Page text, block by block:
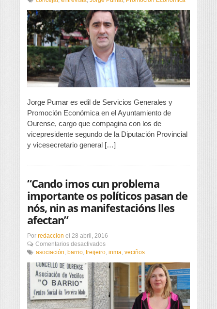
gusta
hablar
de
planes
de
empleo
faraónicos
porque
me
engañar
a
los
desempleados»
Jorge Pumar es edil de Servicios Generales y
Promoción Económica en el Ayuntamiento de
Ourense, cargo que compagina con los de
vicepresidente segundo de la Diputación Provincial
y vicesecretario general […]
“Cando imos cun problema
importante os políticos pasan de
nós, nin as manifestacións lles
afectan”
Por redaccion el 28 abril, 2016
Comentarios desactivadosen
“Cando
cun
problema
importante
os
políticos
asociación, barrio, freijeiro, inma, veciños